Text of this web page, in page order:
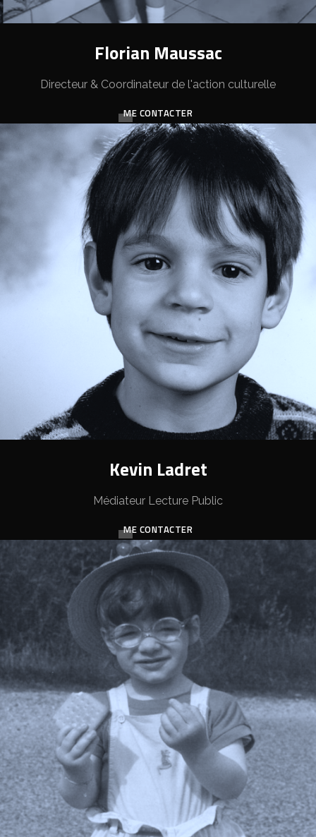
Florian Maussac
Directeur & Coordinateur de l'action culturelle
ME CONTACTER
Kevin Ladret
Médiateur Lecture Public
ME CONTACTER